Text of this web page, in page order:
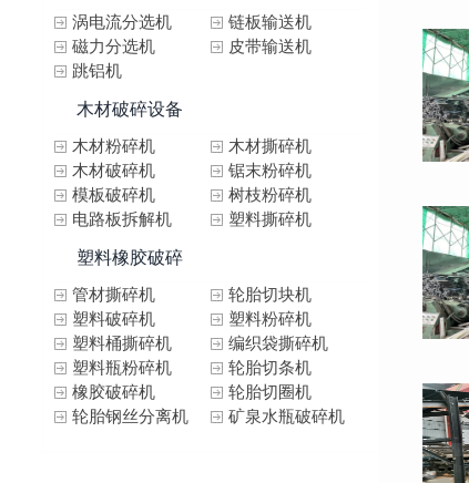
涡电流分选机
链板输送机
磁力分选机
皮带输送机
跳铝机
木材破碎设备
木材粉碎机
木材撕碎机
木材破碎机
锯末粉碎机
模板破碎机
树枝粉碎机
电路板拆解机
塑料撕碎机
塑料橡胶破碎
管材撕碎机
轮胎切块机
塑料破碎机
塑料粉碎机
塑料桶撕碎机
编织袋撕碎机
塑料瓶粉碎机
轮胎切条机
橡胶破碎机
轮胎切圈机
轮胎钢丝分离机
矿泉水瓶破碎机